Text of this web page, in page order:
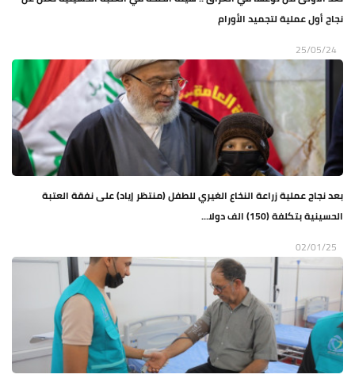
نجاح أول عملية لتجميد الأورام
25/05/24
بعد نجاح عملية زراعة النخاع الغيري للطفل (منتظر إياد) على نفقة العتبة
الحسينية بتكلفة (150) الف دولا...
02/01/25